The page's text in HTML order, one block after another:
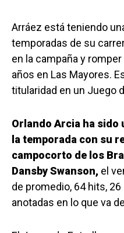
Arráez está teniendo
temporadas de su
en la campaña y
años en Las Mayores.
titularidad en un Juego
Orlando Arcia ha sido
la temporada con su
campocorto de los
Dansby Swanson, el
de promedio, 64 hits,
anotadas en lo que va